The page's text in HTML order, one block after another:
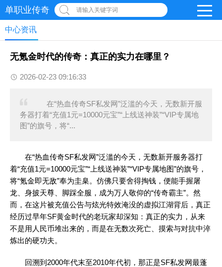
单职业传奇 请输入关键字词
中心资讯
无氪金时代的传奇：真正的实力在哪里？
2026-02-23 09:16:33
在“热血传奇SF私发网”泛滥的今天，无数新开服
务器打着“充值1元=10000元宝”“上线送神装”“VIP专属地
图”的旗号，将“...
在“热血传奇SF私发网”泛滥的今天，无数新开服务器打
着“充值1元=10000元宝”“上线送神装”“VIP专属地图”的旗号，
将“氪金即无敌”奉为圭臬。仿佛只要舍得掏钱，便能手握屠
龙、身披天尊、脚踩全服，成为万人敬仰的“传奇霸主”。然
而，在这片被充值公告与炫光特效淹没的虚拟江湖背后，真正
经历过早年SF黄金时代的老玩家却深知：真正的实力，从来
不是用人民币堆出来的，而是在无数次死亡、摸索与对抗中淬
炼出的硬功夫。
回溯到2000年代末至2010年代初，那正是SF私发网最蓬